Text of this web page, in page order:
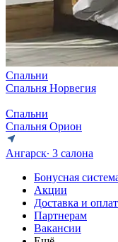
Спальни
Спальня Норвегия
Спальни
Спальня Орион
Ангарск∙ 3 салона
Бонусная
Акции
Доставка и
Партнерам
Вакансии